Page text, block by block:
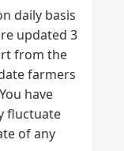
daily basis
updated 3
from the
farmers
have
fluctuate
of any